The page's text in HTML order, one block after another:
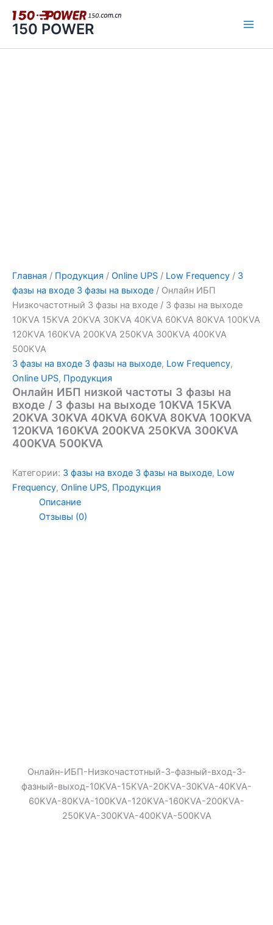
содержимому
150 POWER
Главная / Продукция / Online UPS / Low Frequency / 3
фазы на входе 3 фазы на выходе / Онлайн ИБП
Низкочастотный 3 фазы на входе / 3 фазы на выходе
10KVA 15KVA 20KVA 30KVA 40KVA 60KVA 80KVA 100KVA
120KVA 160KVA 200KVA 250KVA 300KVA 400KVA
500KVA
3 фазы на входе 3 фазы на выходе, Low Frequency,
Online UPS, Продукция
Онлайн ИБП низкой частоты 3 фазы на
входе / 3 фазы на выходе 10KVA 15KVA
20KVA 30KVA 40KVA 60KVA 80KVA 100KVA
120KVA 160KVA 200KVA 250KVA 300KVA
400KVA 500KVA
Категории: 3 фазы на входе 3 фазы на выходе, Low
Frequency, Online UPS, Продукция
Описание
Отзывы (0)
Онлайн-ИБП-Низкочастотный-3-фазный-вход-3-
фазный-выход-10KVA-15KVA-20KVA-30KVA-40KVA-
60KVA-80KVA-100KVA-120KVA-160KVA-200KVA-
250KVA-300KVA-400KVA-500KVA